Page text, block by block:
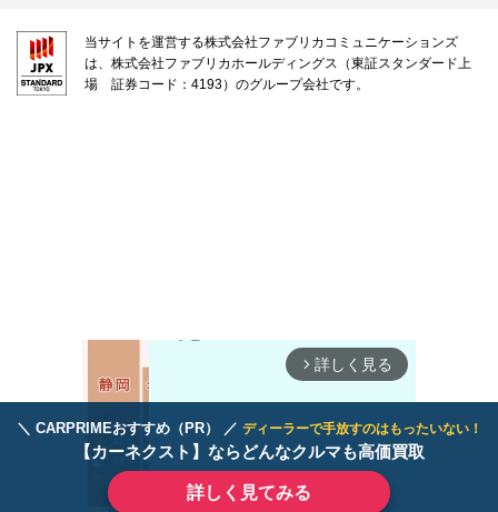
＼ CARPRIMEおすすめ（PR） ／ ディーラーで手放すのはもったいない！
【カーネクスト】ならどんなクルマも高価買取
詳しく見てみる
当サイトを運営する株式会社ファブリカコミュニケーションズ
は、株式会社ファブリカホールディングス（東証スタンダード上
場 証券コード：4193）のグループ会社です。
arrow_forward_ios 詳しく見る